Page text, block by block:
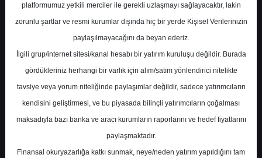
En Yüksek Tahmin
Ortalama Fiyat Tahmini
Ortalama Getiri Potansiyeli
platformumuz yetkili merciler ile gerekli uzlaşmayı sağlayacaktır, lakin
zorunlu şartlar ve resmi kurumlar dışında hiç bir yerde Kişisel Verilerinizin
paylaşılmayacağını da beyan ederiz.
İlgili grup/internet sitesi/kanal hesabı bir yatırım kuruluşu değildir. Burada
gördükleriniz herhangi bir varlık için alım/satım yönlendirici nitelikte
tavsiye veya yorum niteliğinde paylaşımlar değildir, sadece yatırımcıların
kendisini geliştirmesi, ve bu piyasada bilinçli yatırımcıların çoğalması
maksadıyla bazı banka ve aracı kurumların raporlarını ve hedef fiyatlarını
paylaşmaktadır.
Finansal okuryazarlığa katkı sunmak, neye/neden yatırım yapıldığını tam